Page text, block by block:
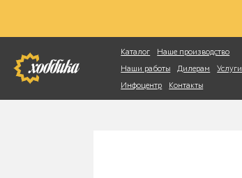
Каталог
Наше производство
Наши работы
Дилерам
Услуги
Инфоцентр
Контакты
Фотопоиск